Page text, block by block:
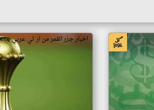
اخبار جزر القمر من ار تي عربي